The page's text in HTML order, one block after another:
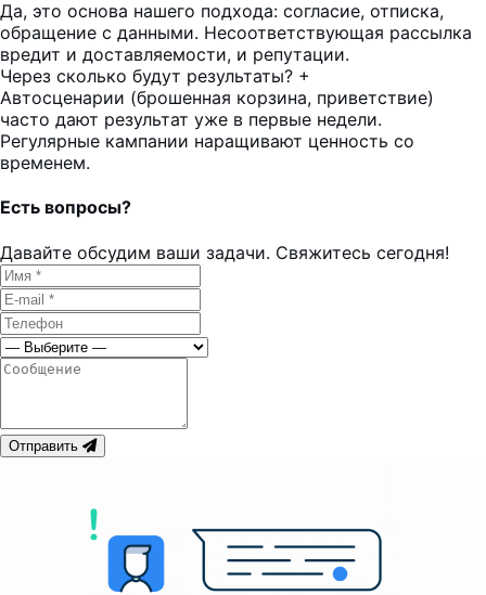
Да, это основа нашего подхода: согласие, отписка,
обращение с данными. Несоответствующая рассылка
вредит и доставляемости, и репутации.
Через сколько будут результаты? +
Автосценарии (брошенная корзина, приветствие)
часто дают результат уже в первые недели.
Регулярные кампании наращивают ценность со
временем.
Есть вопросы?
Давайте обсудим ваши задачи. Свяжитесь сегодня!
Отправить